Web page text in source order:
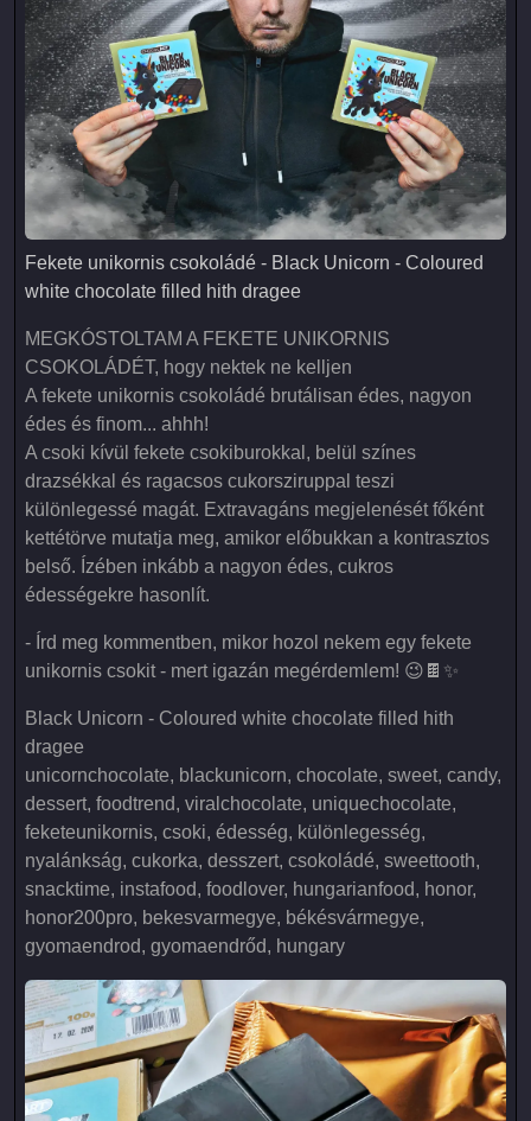
Fekete unikornis csokoládé - Black Unicorn - Coloured
Fekete unikornis csokoládé - Black Unicorn - Coloured
white chocolate filled hith dragee
MEGKÓSTOLTAM A FEKETE UNIKORNIS
CSOKOLÁDÉT, hogy nektek ne kelljen
A fekete unikornis csokoládé brutálisan édes, nagyon
édes és finom... ahhh!
A csoki kívül fekete csokiburokkal, belül színes
drazsékkal és ragacsos cukorsziruppal teszi
különlegessé magát. Extravagáns megjelenését főként
kettétörve mutatja meg, amikor előbukkan a kontrasztos
belső. Ízében inkább a nagyon édes, cukros
édességekre hasonlít.
- Írd meg kommentben, mikor hozol nekem egy fekete
unikornis csokit - mert igazán megérdemlem! 😉🍫✨
Black Unicorn - Coloured white chocolate filled hith
dragee
unicornchocolate, blackunicorn, chocolate, sweet, candy,
dessert, foodtrend, viralchocolate, uniquechocolate,
feketeunikornis, csoki, édesség, különlegesség,
nyalánkság, cukorka, desszert, csokoládé, sweettooth,
snacktime, instafood, foodlover, hungarianfood, honor,
honor200pro, bekesvarmegye, békésvármegye,
gyomaendrod, gyomaendrőd, hungary